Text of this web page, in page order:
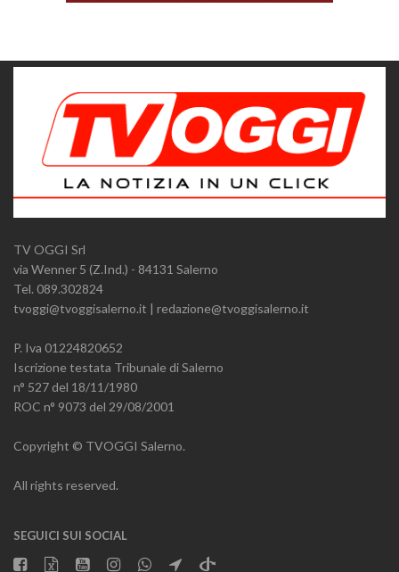
TV OGGI Srl
via Wenner 5 (Z.Ind.) - 84131 Salerno
Tel. 089.302824
tvoggi@tvoggisalerno.it | redazione@tvoggisalerno.it
P. Iva 01224820652
Iscrizione testata Tribunale di Salerno
n° 527 del 18/11/1980
ROC n° 9073 del 29/08/2001
Copyright © TVOGGI Salerno.
All rights reserved.
SEGUICI SUI SOCIAL